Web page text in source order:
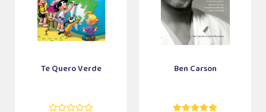
Te Quero Verde Ben Carson